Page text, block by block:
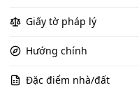
Giấy tờ pháp lý
Hướng chính
Đặc điểm nhà/đất